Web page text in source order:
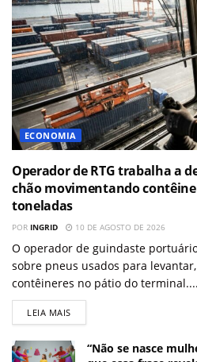
ECONOMIA
Operador de RTG trabalha a
chão movimentando
toneladas
POR INGRID 10 DE AGOSTO DE 2026
O operador de guindaste
sobre pneus usados para
contêineres no pátio do terminal....
LEIA MAIS
“Não se nasce